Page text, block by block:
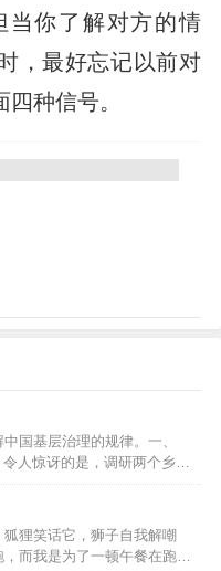
当你了解对方的情
，最好忘记以前对
种信号。
中国基层治理的规律。一、
人惊讶的是，调研两个乡镇
拔是指由下一级提升到上一
届五年一度，几乎所有班子
，且这是可以预期的，这就
中国五级政权的基层政治，
件也往往比较艰苦，对乡镇
狸笑话它，狮子自我解嘲
而我是为了一顿午餐在跑。”